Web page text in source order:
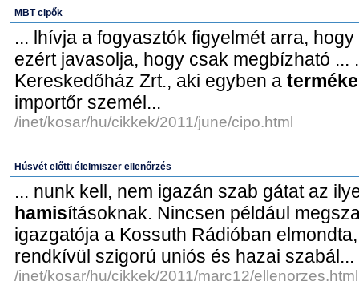
MBT cipők
... lhívja a fogyasztók figyelmét arra,
ezért javasolja, hogy csak megbízható ...
Kereskedőház Zrt., aki egyben a
importőr személ...
/inet/kosar/hu/cikkek/2011/june/cipo.html
Húsvét előtti élelmiszer ellenőrzés
... nunk kell, nem igazán szab gátat az
hamisításoknak. Nincsen például
igazgatója a Kossuth Rádióban
rendkívül szigorú uniós és hazai szabál...
/inet/kosar/hu/cikkek/2011/marc12/ellenorzes.html